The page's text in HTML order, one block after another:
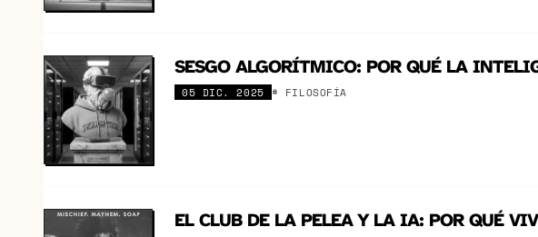
SESGO ALGORÍTMICO: POR QUÉ LA
05 DIC. 2025 # FILOSOFÍA
EL CLUB DE LA PELEA Y LA IA: POR QUÉ